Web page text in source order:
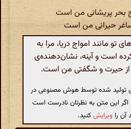
بحر پریشانی من است
ساغر حیرانی من است
مانند امواج دریا، مرا به
است و آینه، نشان‌دهنده‌ی
حیرت و شگفتی من است.
تولید شده توسط هوش مصنوعی در
اگر این متن به نظرتان نادرست است
آن را ویرایشکنید.